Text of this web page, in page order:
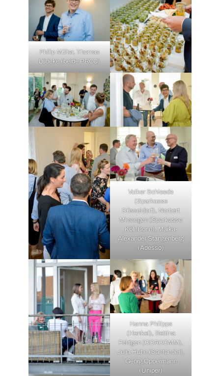
Philip Müller, Thomas
Lüdeke (beide PRCC)
Volker Schleede
(Sparkasse
Düsseldorf), Norbert
Minwegen (Sparkasse
KölnBonn), Maika-
Alexander Stangenberg
(Adesso)
Hanna Philipps
(Henkel), Bettina
Feldgen (CORCOMM),
Julia Huhn (Santander),
Georg Oppermann
(Uniper)